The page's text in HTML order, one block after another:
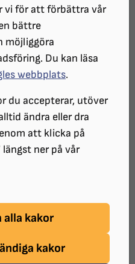
vi för att förbättra vår
bättre
möjliggöra
Du kan läsa
webbplats.
du accepterar, utöver
ändra eller dra
att klicka på
ner på vår
kakor
kakor
- 15:45
Tjelvarväg 4 i